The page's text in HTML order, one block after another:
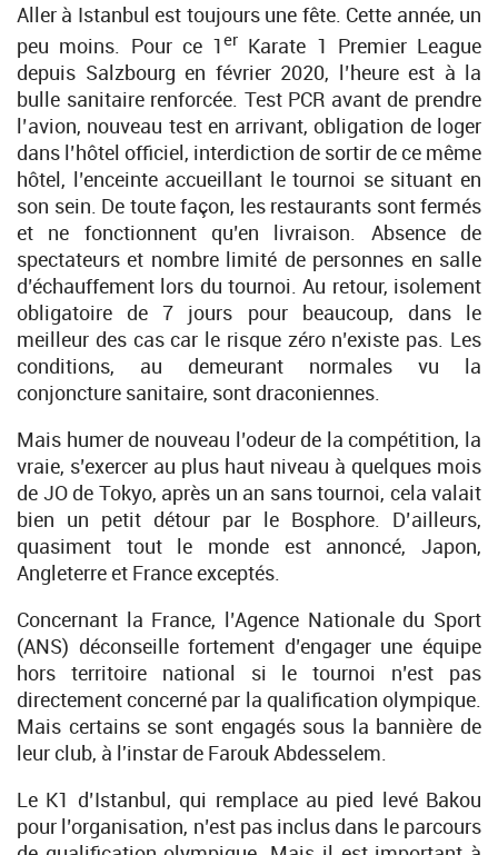
Aller à Istanbul est toujours une fête. Cette année, un
peu moins. Pour ce 1er Karate 1 Premier League
depuis Salzbourg en février 2020, l’heure est à la
bulle sanitaire renforcée. Test PCR avant de prendre
l’avion, nouveau test en arrivant, obligation de loger
dans l’hôtel officiel, interdiction de sortir de ce même
hôtel, l’enceinte accueillant le tournoi se situant en
son sein. De toute façon, les restaurants sont fermés
et ne fonctionnent qu’en livraison. Absence de
spectateurs et nombre limité de personnes en salle
d’échauffement lors du tournoi. Au retour, isolement
obligatoire de 7 jours pour beaucoup, dans le
meilleur des cas car le risque zéro n’existe pas. Les
conditions, au demeurant normales vu la
conjoncture sanitaire, sont draconiennes.
Mais humer de nouveau l’odeur de la compétition, la
vraie, s’exercer au plus haut niveau à quelques mois
de JO de Tokyo, après un an sans tournoi, cela valait
bien un petit détour par le Bosphore. D’ailleurs,
quasiment tout le monde est annoncé, Japon,
Angleterre et France exceptés.
Concernant la France, l’Agence Nationale du Sport
(ANS) déconseille fortement d’engager une équipe
hors territoire national si le tournoi n’est pas
directement concerné par la qualification olympique.
Mais certains se sont engagés sous la bannière de
leur club, à l'instar de Farouk Abdesselem.
Le K1 d’Istanbul, qui remplace au pied levé Bakou
pour l’organisation, n’est pas inclus dans le parcours